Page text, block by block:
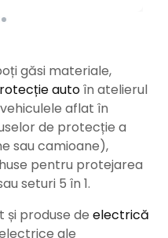
găsi materiale,
autoîn atelierul
aflat în
de protecție a
sau camioane),
pentru protejarea
seturi 5 în 1.
produse de electrică
ale